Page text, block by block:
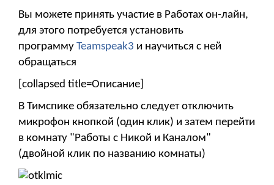
Вы можете принять участие в Работах он-лайн,
для этого потребуется установить
программу Teamspeak3 и научиться с ней
обращаться
[collapsed title=Описание]
В Тимспике обязательно следует отключить
микрофон кнопкой (один клик) и затем перейти
в комнату "Работы с Никой и Каналом"
(двойной клик по названию комнаты)